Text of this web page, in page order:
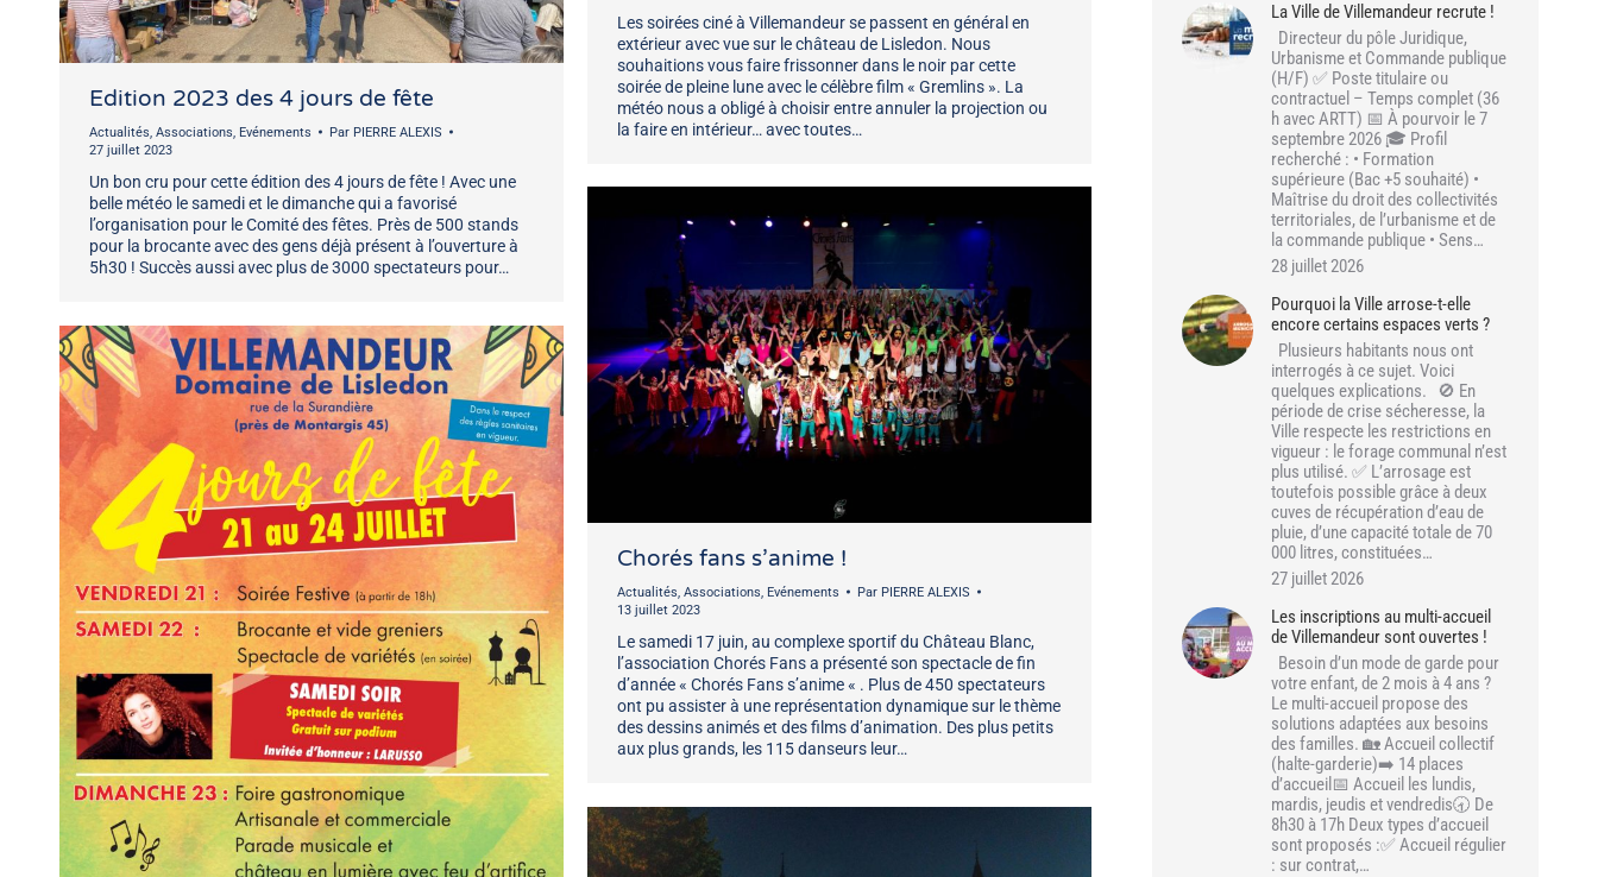
Les soirées ciné à Villemandeur se passent en général en
extérieur avec vue sur le château de Lisledon. Nous
souhaitions vous faire frissonner dans le noir par cette
soirée de pleine lune avec le célèbre film « Gremlins ». La
météo nous a obligé à choisir entre annuler la projection ou
la faire en intérieur… avec toutes…
Edition 2023 des 4 jours de fête
Actualités, Associations, Evénements Par PIERRE ALEXIS
27 juillet 2023
Un bon cru pour cette édition des 4 jours de fête ! Avec une
belle météo le samedi et le dimanche qui a favorisé
l’organisation pour le Comité des fêtes. Près de 500 stands
pour la brocante avec des gens déjà présent à l’ouverture à
5h30 ! Succès aussi avec plus de 3000 spectateurs pour…
Chorés fans s’anime !
Actualités, Associations, Evénements Par PIERRE ALEXIS
13 juillet 2023
Le samedi 17 juin, au complexe sportif du Château Blanc,
l’association Chorés Fans a présenté son spectacle de fin
d’année « Chorés Fans s’anime « . Plus de 450 spectateurs
ont pu assister à une représentation dynamique sur le thème
des dessins animés et des films d’animation. Des plus petits
aux plus grands, les 115 danseurs leur…
La Ville de Villemandeur recrute !
Directeur du pôle Juridique,
Urbanisme et Commande publique
(H/F) ✅ Poste titulaire ou
contractuel – Temps complet (36
h avec ARTT) 📅 À pourvoir le 7
septembre 2026 🎓 Profil
recherché : • Formation
supérieure (Bac +5 souhaité) •
Maîtrise du droit des collectivités
territoriales, de l’urbanisme et de
la commande publique • Sens…
28 juillet 2026
Pourquoi la Ville arrose-t-elle
encore certains espaces verts ?
Plusieurs habitants nous ont
interrogés à ce sujet. Voici
quelques explications. 🚫 En
période de crise sécheresse, la
Ville respecte les restrictions en
vigueur : le forage communal n’est
plus utilisé. ✅ L’arrosage est
toutefois possible grâce à deux
cuves de récupération d’eau de
pluie, d’une capacité totale de 70
000 litres, constituées…
27 juillet 2026
Les inscriptions au multi-accueil
de Villemandeur sont ouvertes !
Besoin d’un mode de garde pour
votre enfant, de 2 mois à 4 ans ?
Le multi-accueil propose des
solutions adaptées aux besoins
des familles. 🏡 Accueil collectif
(halte-garderie)➡️ 14 places
d’accueil📅 Accueil les lundis,
mardis, jeudis et vendredis🕣 De
8h30 à 17h Deux types d’accueil
sont proposés :✅ Accueil régulier
: sur contrat,…